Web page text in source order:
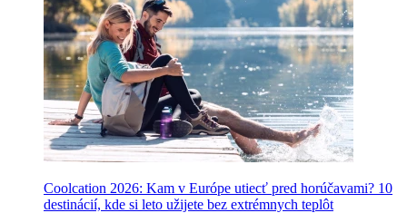
Coolcation 2026: Kam v Európe utiecť pred horúčavami? 10
destinácií, kde si leto užijete bez extrémnych teplôt